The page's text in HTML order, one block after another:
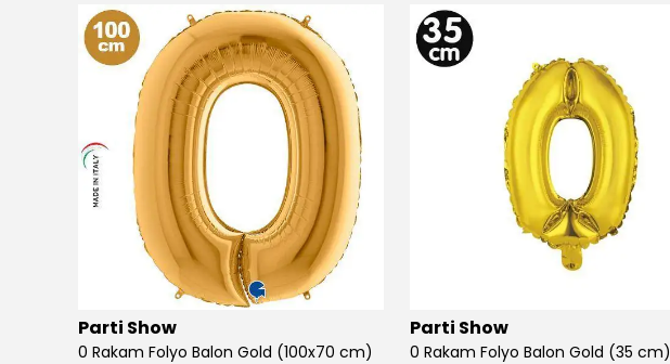
Parti Show
0 Rakam Folyo Balon Gold (100x70 cm)
Parti Show
0 Rakam Folyo Balon Gold (35 cm)